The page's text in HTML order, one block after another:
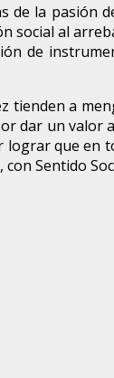
la
al
de
tienden a
dar un
que en
Sentido